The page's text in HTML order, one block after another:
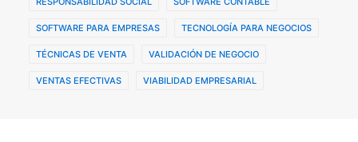
SOFTWARE PARA EMPRESAS TECNOLOGÍA PARA NEGOCIOS
TÉCNICAS DE VENTA VALIDACIÓN DE NEGOCIO
VENTAS EFECTIVAS VIABILIDAD EMPRESARIAL